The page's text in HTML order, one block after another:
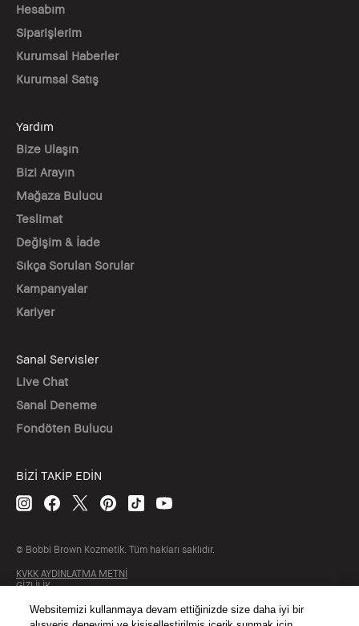
Hesabım
Siparişlerim
Kurumsal Haberler
Kurumsal Satış
Yardım
Bize Ulaşın
Bizi Arayın
Mağaza Bulucu
Teslimat
Değişim & İade
Sıkça Sorulan Sorular
Kampanyalar
Kariyer
Sanal Servisler
Live Chat
Sanal Deneme
Fondöten Bulucu
BİZİ TAKİP EDİN
© Bobbi Brown Kozmetik. Tüm hakları saklıdır.
KVKK AYDINLATMA METNİ
GİZLİLİK
SİTE ÇEREZ YÖNETİMİ
Websitemizi kullanmaya devam ettiğinizde size daha iyi bir